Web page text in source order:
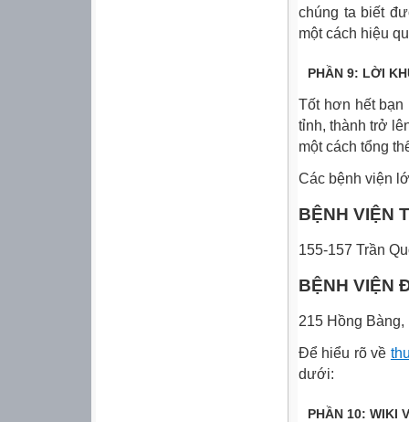
chúng ta biết
một cách hiệu
PHẦN 9: LỜI
Tốt hơn hết bạn
tỉnh, thành trở
một cách tổng
Các bệnh viện
BỆNH VIỆN
155-157 Trần
BỆNH VIỆN
215 Hồng
Để hiểu rõ về
dưới:
PHẦN 10: WIKI